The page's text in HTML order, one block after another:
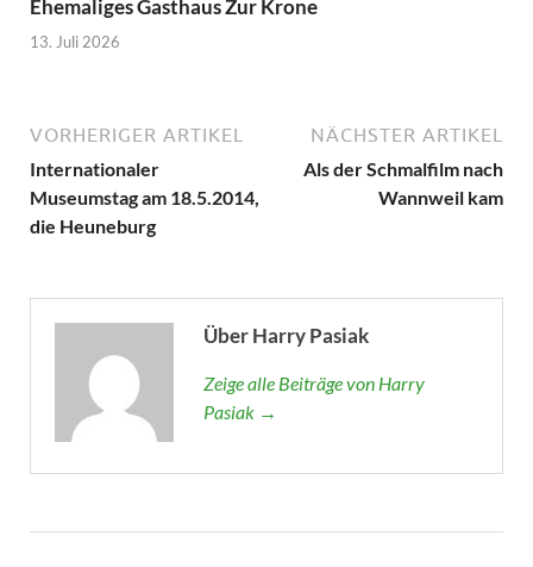
Ehemaliges Gasthaus Zur Krone
13. Juli 2026
VORHERIGER ARTIKEL
Internationaler
Museumstag am 18.5.2014,
die Heuneburg
NÄCHSTER ARTIKEL
Als der Schmalfilm nach
Wannweil kam
Über Harry Pasiak
Zeige alle Beiträge von Harry
Pasiak →